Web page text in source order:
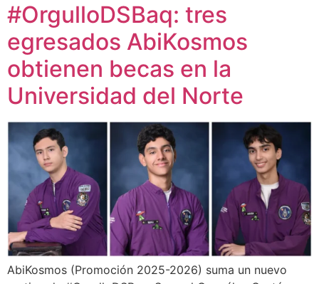
#OrgulloDSBaq: tres
egresados AbiKosmos
obtienen becas en la
Universidad del Norte
AbiKosmos (Promoción 2025-2026) suma un nuevo